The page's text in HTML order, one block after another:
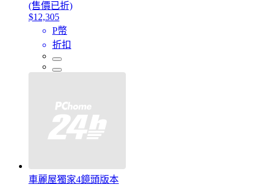
(售價已折)
$12,305
P幣
折扣
車麗屋獨家4鏡頭版本